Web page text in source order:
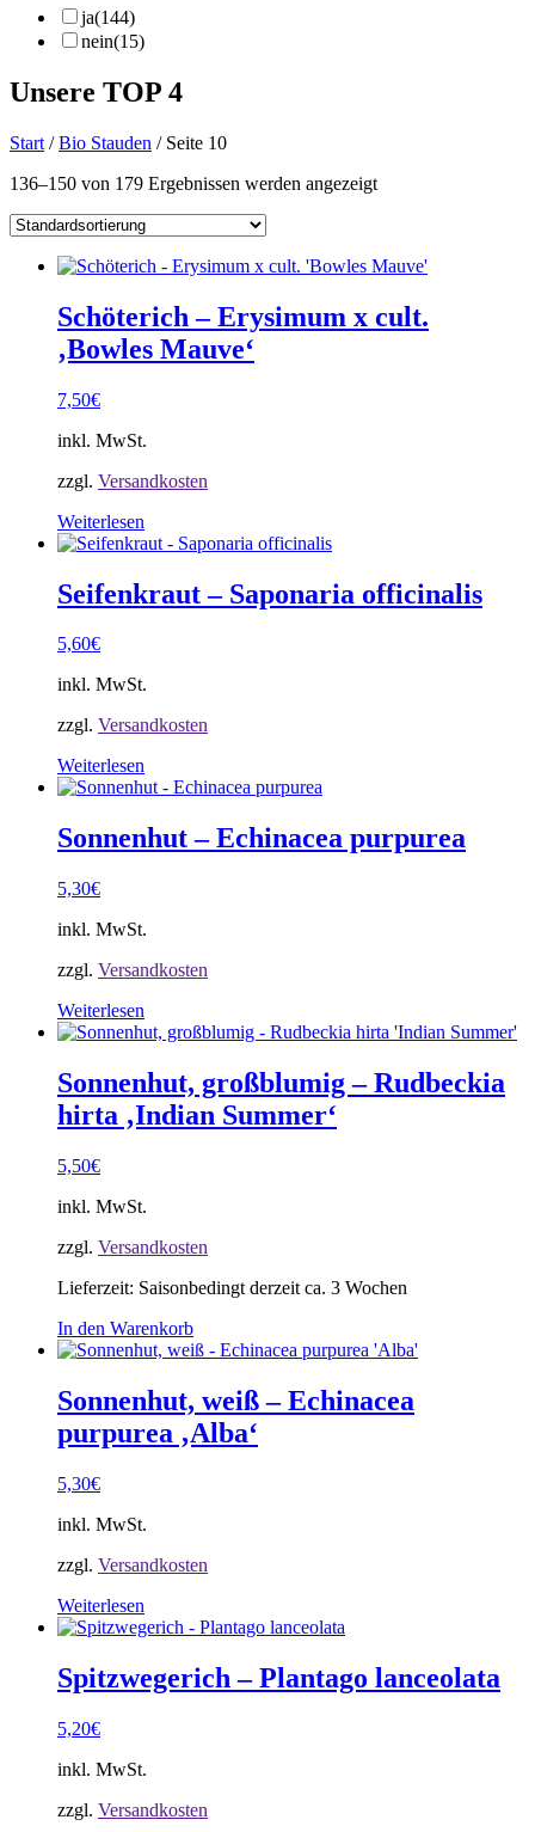
ja(144)
nein(15)
Unsere TOP 4
Start /Bio Stauden / Seite 10
136–150 von 179 Ergebnissen werden angezeigt
Schöterich – Erysimum x cult.
‚Bowles Mauve‘
7,50€
inkl. MwSt.
zzgl. Versandkosten
Weiterlesen
Seifenkraut – Saponaria officinalis
5,60€
inkl. MwSt.
zzgl. Versandkosten
Weiterlesen
Sonnenhut – Echinacea purpurea
5,30€
inkl. MwSt.
zzgl. Versandkosten
Weiterlesen
Sonnenhut, großblumig – Rudbeckia
hirta ‚Indian Summer‘
5,50€
inkl. MwSt.
zzgl. Versandkosten
Lieferzeit: Saisonbedingt derzeit ca. 3 Wochen
In den Warenkorb
Sonnenhut, weiß – Echinacea
purpurea ‚Alba‘
5,30€
inkl. MwSt.
zzgl. Versandkosten
Weiterlesen
Spitzwegerich – Plantago lanceolata
5,20€
inkl. MwSt.
zzgl. Versandkosten